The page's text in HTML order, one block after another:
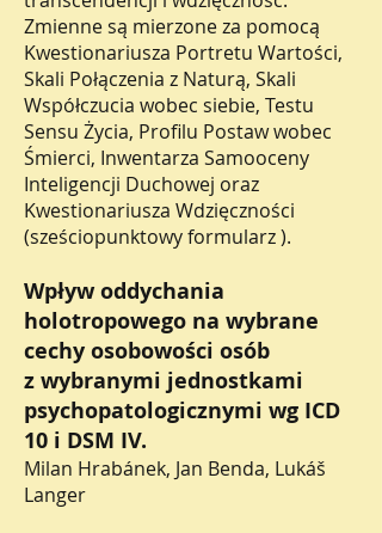
Zmienne są mierzone za pomocą
Kwestionariusza Portretu Wartości,
Skali Połączenia z Naturą, Skali
Współczucia wobec siebie, Testu
Sensu Życia, Profilu Postaw wobec
Śmierci, Inwentarza Samooceny
Inteligencji Duchowej oraz
Kwestionariusza Wdzięczności
(sześciopunktowy formularz ).
Wpływ oddychania
holotropowego na wybrane
cechy osobowości osób
z wybranymi jednostkami
psychopatologicznymi wg ICD
10 i DSM IV.
Milan Hrabánek, Jan Benda, Lukáš
Langer